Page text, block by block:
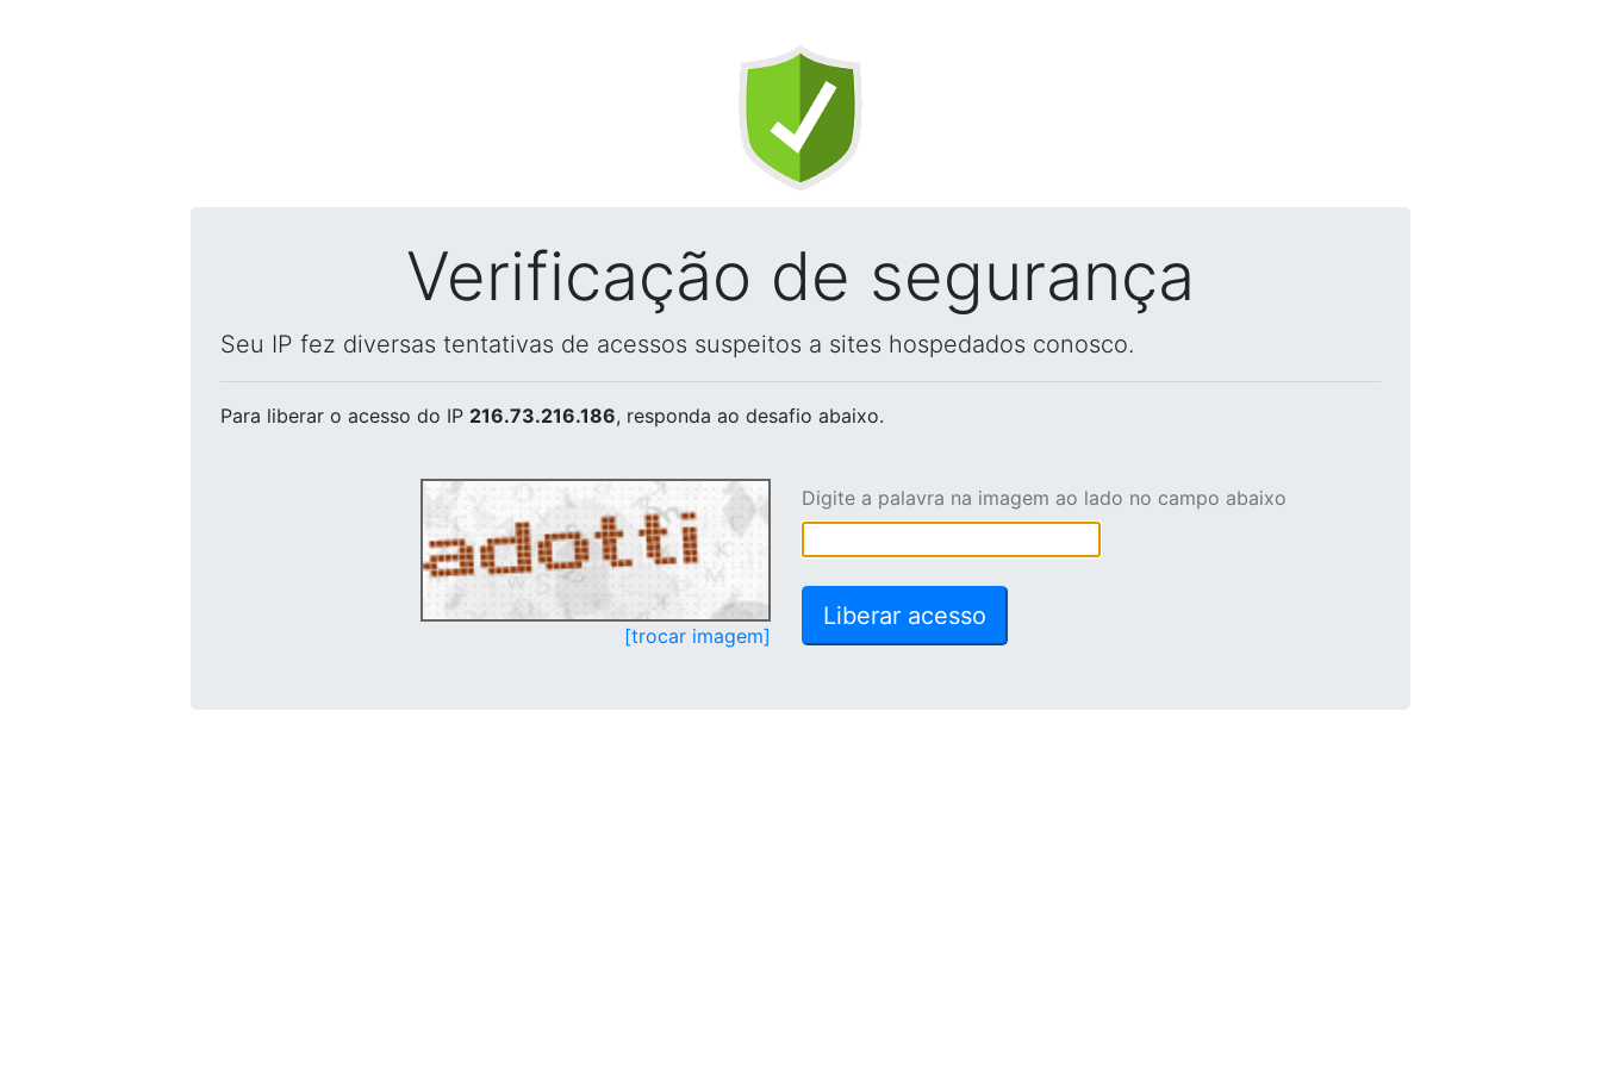
Verificação de segurança
Seu IP fez diversas tentativas de acessos suspeitos a sites hospedados conosco.
Para liberar o acesso do IP 216.73.216.186, responda ao desafio abaixo.
[trocar imagem]
Digite a palavra na imagem ao lado no campo abaixo